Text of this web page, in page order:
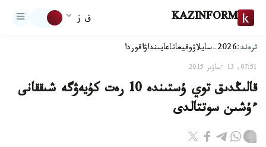
KAZINFORM ق ز
ترەند:2026-سايلاۋ وقيعاتاعايىنداۋاقوردا
07:51, 13 ءساۋىر 2015
قالىڭدىق توي ۇستىندە 10 رەت كۇيەۋگە شىققانى
ءۇشىن سوتتالدى